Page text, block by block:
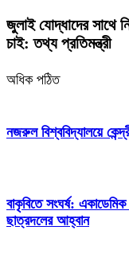
জুলাই যোদ্ধাদের সাথে
চাই: তথ্য প্রতিমন্ত্রী
অধিক পঠিত
নজরুল বিশ্ববিদ্যালয়ে
বাকৃবিতে সংঘর্ষ:
ছাত্রদলের আহ্বান